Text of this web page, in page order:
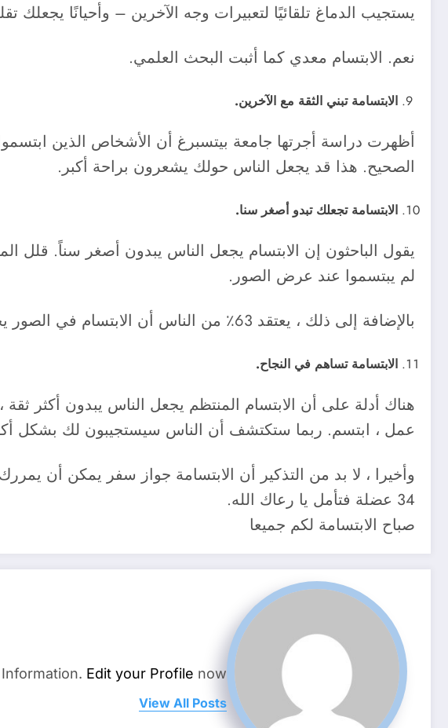
يستجيب الدماغ تلقائيًا لتعبيرات وجه الآخرين – وأحيانًا
نعم. الابتسام معدي كما أثبت البحث العلمي.
الابتسامة تبني الثقة مع الآخرين.
أظهرت دراسة أجرتها جامعة بيتسبرغ أن الأشخاص الذين
الصحيح. هذا قد يجعل الناس حولك يشعرون براحة أكبر.
الابتسامة تجعلك تبدو أصغر سنا.
يقول الباحثون إن الابتسام يجعل الناس يبدون أصغر سناً. قلل
لم يبتسموا عند عرض الصور.
بالإضافة إلى ذلك ، يعتقد 63٪ من الناس أن الابتسام في الصور يحسن مظهر الفرد.
الابتسامة تساهم في النجاح.
هناك أدلة على أن الابتسام المنتظم يجعل الناس يبدون أكثر
عمل ، ابتسم. ربما ستكتشف أن الناس سيستجيبون لك بشكل
34 عضلة فتأمل يا رعاك الله.
صباح الابتسامة لكم جميعا
Edit your Profile now.
View All Posts